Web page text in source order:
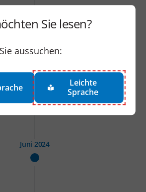
des Prototyps
Juni 2024
Sie lesen?
aussuchen:
Leichte
Sprache